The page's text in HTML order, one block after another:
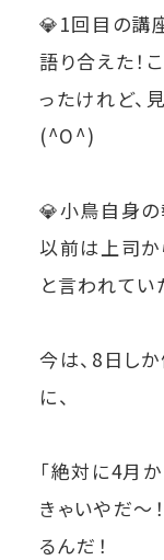
💎1回目の講
語り合えた！
ったけれど、
(^O^)
💎小鳥自身の
以前は上司か
と言われてい
今は、8日し
に、
「絶対に4月
きゃいやだ～
るんだ！